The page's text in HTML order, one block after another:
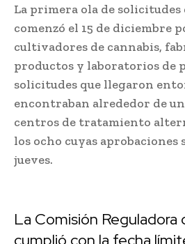
La primera ola de solicitudes
comenzó el 15 de diciembre
cultivadores de cannabis,
productos y laboratorios de
solicitudes que llegaron
encontraban alrededor de
centros de tratamiento
los ocho cuyas aprobaciones
jueves.
La Comisión Reguladora
cumplió con la fecha